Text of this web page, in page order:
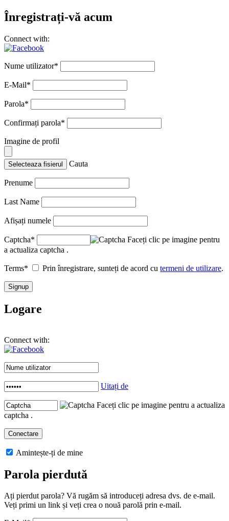
Înregistrați-vă acum
Connect with:
Nume utilizator*
E-Mail*
Parola*
Confirmați parola*
Imagine de profil
Selecteaza fisierul Cauta
Prenume
Last Name
Afișați numele
Captcha*
Faceți clic pe imagine pentru
a actualiza captcha .
Terms* Prin înregistrare, sunteți de acord cu termeni de utilizare.
Logare
Connect with:
Uitați de
Faceți clic pe imagine pentru a actualiza
captcha .
Amintește-ți de mine
Parola pierdută
Ați pierdut parola? Vă rugăm să introduceți adresa dvs. de e-mail.
Veți primi un link și veți crea o nouă parolă prin e-mail.